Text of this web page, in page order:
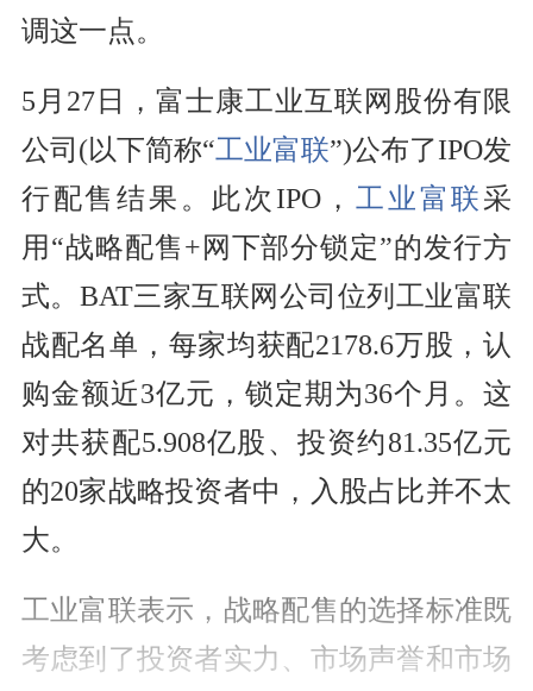
调这一点。
5月27日，富士康工业互联网股份有限
公司(以下简称“工业富联”)公布了IPO发
行配售结果。此次IPO，工业富联采
用“战略配售+网下部分锁定”的发行方
式。BAT三家互联网公司位列工业富联
战配名单，每家均获配2178.6万股，认
购金额近3亿元，锁定期为36个月。这
对共获配5.908亿股、投资约81.35亿元
的20家战略投资者中，入股占比并不太
大。
工业富联表示，战略配售的选择标准既
考虑到了投资者实力、市场声誉和市场